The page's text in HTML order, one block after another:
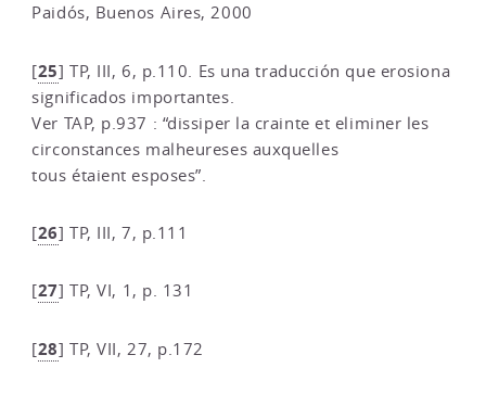
Paidós, Buenos Aires, 2000
[25]TP, III, 6, p.110. Es una traducción que erosiona
significados importantes.
Ver TAP, p.937 : “dissiper la crainte et eliminer les
circonstances malheureses auxquelles
tous étaient esposes”.
[26]TP, III, 7, p.111
[27]TP, VI, 1, p. 131
[28]TP, VII, 27, p.172